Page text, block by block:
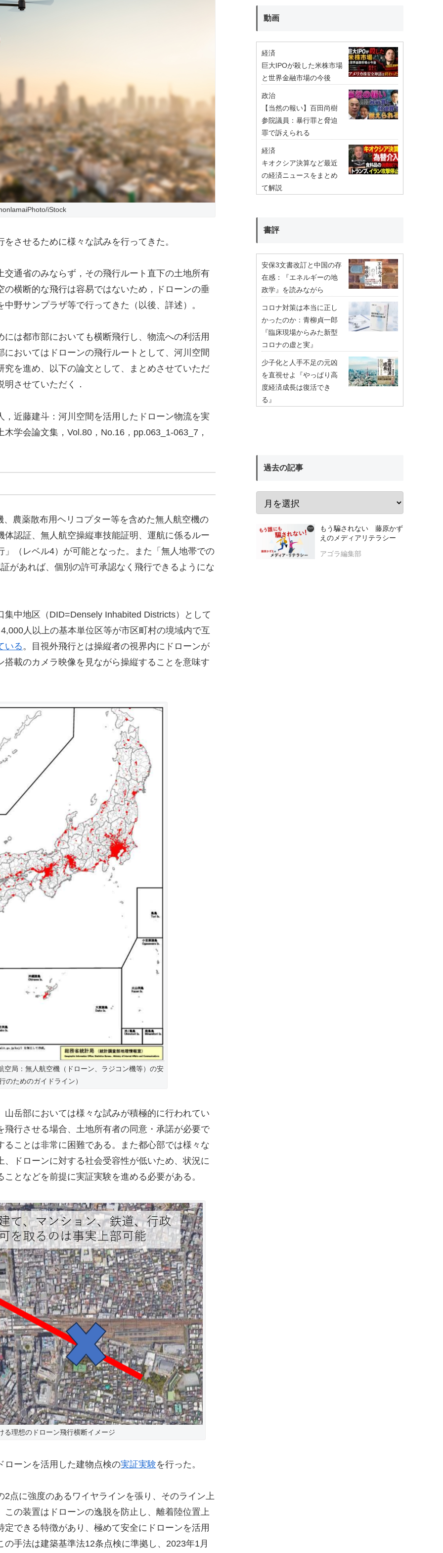
iStock
させるために様々な試みを行ってきた。
通省のみならず，その飛行ルート直下の土地所有
横断的な飛行は容易ではないため，ドローンの垂
野サンプラザ等で行ってきた（以後、詳述）。
は都市部においても横断飛行し、物流への利活用
おいてはドローンの飛行ルートとして、河川空間
を進め、以下の論文として、まとめさせていただ
させていただく．
近藤建斗：河川空間を活用したドローン物流を実
学会論文集，Vol.80，No.16，pp.063_1-063_7，
農薬散布用ヘリコプター等を含めた無人航空機の
体認証、無人航空操縦車技能証明、運航に係るルー
（レベル4）が可能となった。また「無人地帯での
があれば、個別の許可承認なく飛行できるようにな
中地区（DID=Densely Inhabited Districts）として
人以上の基本単位区等が市区町村の境域内で互
いる 。目視外飛行とは操縦者の視界内にドローンが
載のカメラ映像を見ながら操縦することを意味す
局：無人航空機（ドローン、ラジコン機等）の安
のためのガイドライン）
岳部においては様々な試みが積極的に行われてい
行させる場合、土地所有者の同意・承諾が必要で
ことは非常に困難である。また都心部では様々な
ドローンに対する社会受容性が低いため、状況に
となどを前提に実証実験を進める必要がある。
理想のドローン飛行横断イメージ
ローンを活用した建物点検の実証実験を行った。
点に強度のあるワイヤラインを張り、そのライン上
の装置はドローンの逸脱を防止し、離着陸位置上
できる特徴があり、極めて安全にドローンを活用
手法は建築基準法12条点検に準拠し、2023年1月
動画
経済
巨大IPOが殺した米株市場
と世界金融市場の今後
政治
【当然の報い】百田尚樹
参院議員：暴行罪と脅迫
罪で訴えられる
経済
キオクシア決算など最近
の経済ニュースをまとめ
て解説
書評
安保3文書改訂と中国の存
在感：『エネルギーの地
政学』を読みながら
コロナ対策は本当に正し
かったのか：青柳貞一郎
『臨床現場からみた新型
コロナの虚と実』
少子化と人手不足の元凶
を直視せよ『やっぱり高
度経済成長は復活でき
る』
過去の記事
もう騙されない 藤原かず
えのメディアリテラシー
アゴラ編集部